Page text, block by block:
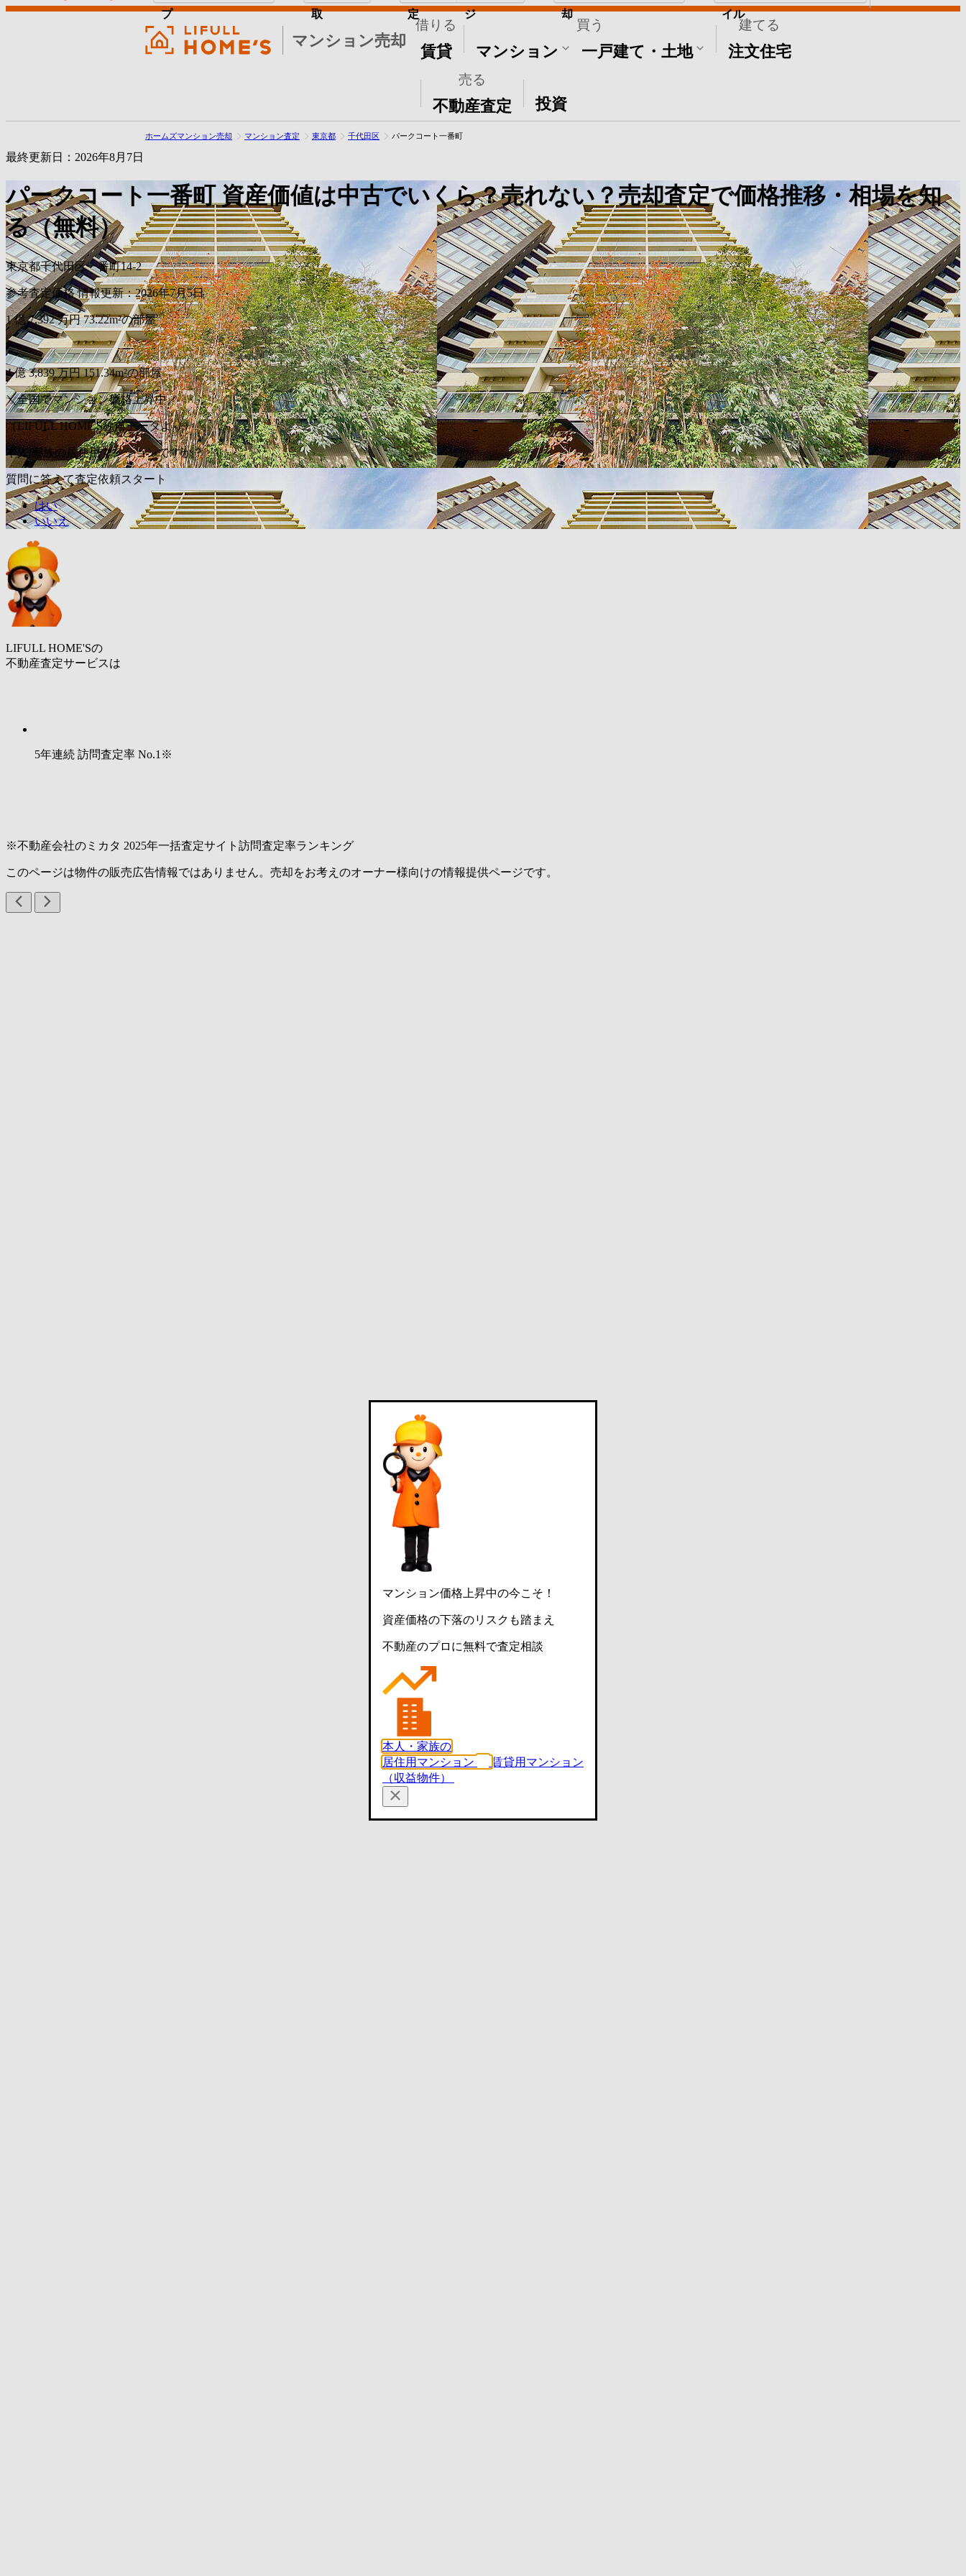
マンション売却
借りる
賃貸
買う
マンション 一戸建て・土地
建てる
注文住宅
売る
不動産査定
その他
投資
プ 取 定 ジ 却 イル
ホームズマンション売却 マンション査定 東京都 千代田区 パークコート一番町
最終更新日：2026年8月7日
パークコート一番町 資産価値は中古でいくら？売れない？売却査定で価格推移・相場を知
る（無料）
東京都千代田区一番町14-2
参考査定価格 情報更新：2026年7月5日
1 億 7,392 万円 73.22m²の部屋
〜
4 億 3,839 万円 151.34m²の部屋
＼全国でマンション価格上昇中／
（LIFULL HOME'S独自データより）
本人/家族の居住用マンションですか？
質問に答えて査定依頼スタート
はい
いいえ
LIFULL HOME'Sの
不動産査定サービスは
5年連続 訪問査定率 No.1 ※
※不動産会社のミカタ 2025年一括査定サイト訪問査定率ランキング
このページは物件の販売広告情報ではありません。売却をお考えのオーナー様向けの情報提供ページです。
マンション価格上昇中の今こそ！
資産価格の下落のリスクも踏まえ
不動産のプロに無料で査定相談
本人・家族の
居住用マンション
賃貸用マンション
（収益物件）